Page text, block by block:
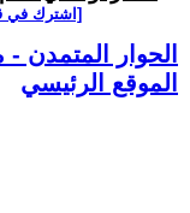
[اشترك في
الحوار المتمدن -
الموقع الرئيسي